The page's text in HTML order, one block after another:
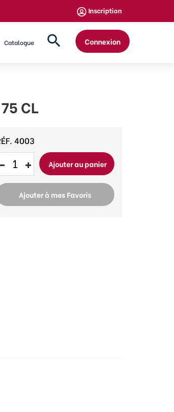
Inscription
Connexion
Catalogue
CL
4003
Ajouter au panier
Ajouter à mes Favoris